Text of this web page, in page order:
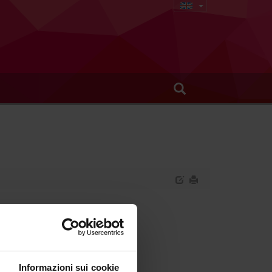
Informazioni sui cookie